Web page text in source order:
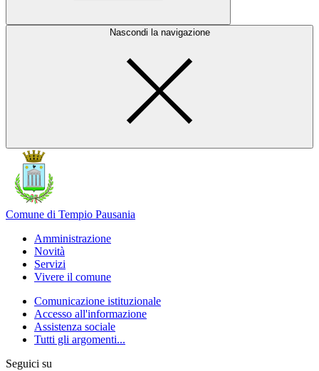
Nascondi la navigazione
Comune di Tempio Pausania
Amministrazione
Novità
Servizi
Vivere il comune
Comunicazione istituzionale
Accesso all'informazione
Assistenza sociale
Tutti gli argomenti...
Seguici su